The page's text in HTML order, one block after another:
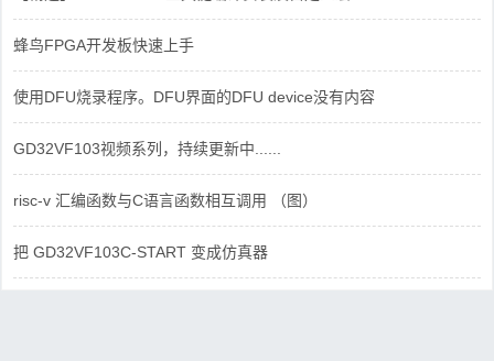
蜂鸟FPGA开发板快速上手
使用DFU烧录程序。DFU界面的DFU device没有内容
GD32VF103视频系列，持续更新中......
risc-v 汇编函数与C语言函数相互调用 （图）
把 GD32VF103C-START 变成仿真器